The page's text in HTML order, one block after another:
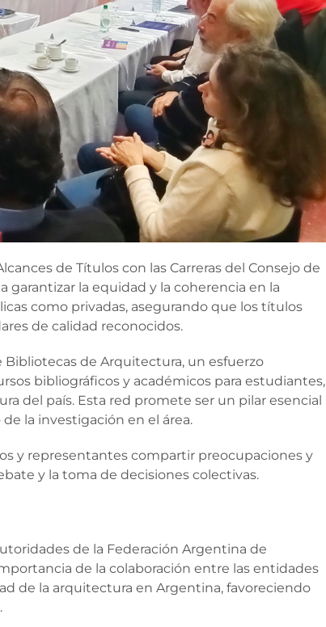
de Títulos con las Carreras del Consejo de
garantizar la equidad y la coherencia en la
como privadas, asegurando que los títulos
de calidad reconocidos.
de Arquitectura, un esfuerzo
bibliográficos y académicos para estudiantes,
del país. Esta red promete ser un pilar esencial
la investigación en el área.
y representantes compartir preocupaciones y
y la toma de decisiones colectivas.
de la Federación Argentina de
de la colaboración entre las entidades
de la arquitectura en Argentina, favoreciendo